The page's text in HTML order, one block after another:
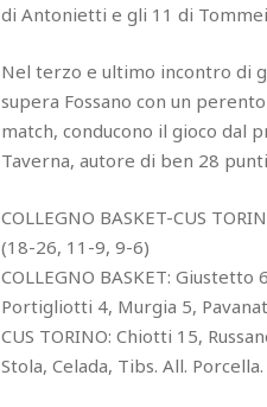
di Antonietti e gli 11 di
Nel terzo e ultimo incontro di
supera Fossano con un
match, conducono il gioco dal
Taverna, autore di ben 28
COLLEGNO BASKET-CUS
(18-26, 11-9, 9-6)
COLLEGNO BASKET:
Portigliotti 4, Murgia 5,
CUS TORINO: Chiotti 15,
Stola, Celada, Tibs. All.